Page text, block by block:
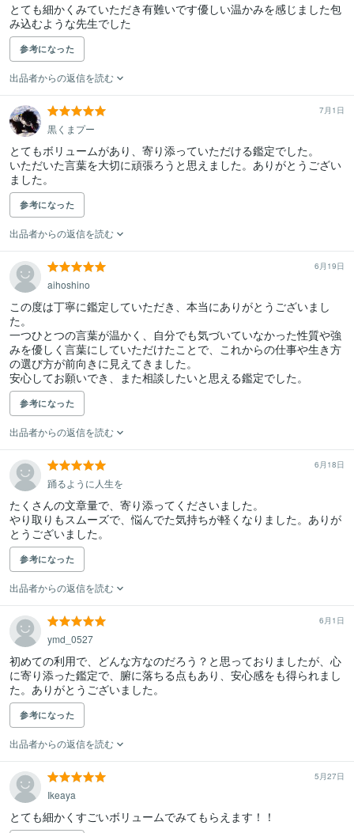
とても細かくみていただき有難いです優しい温かみを感じました包
み込むような先生でした
参考になった
出品者からの返信を読む
7月1日
黒くまプー
とてもボリュームがあり、寄り添っていただける鑑定でした。
いただいた言葉を大切に頑張ろうと思えました。ありがとうござい
ました。
参考になった
出品者からの返信を読む
6月19日
aihoshino
この度は丁寧に鑑定していただき、本当にありがとうございまし
た。
一つひとつの言葉が温かく、自分でも気づいていなかった性質や強
みを優しく言葉にしていただけたことで、これからの仕事や生き方
の選び方が前向きに見えてきました。
安心してお願いでき、また相談したいと思える鑑定でした。
参考になった
出品者からの返信を読む
6月18日
踊るように人生を
たくさんの文章量で、寄り添ってくださいました。
やり取りもスムーズで、悩んでた気持ちが軽くなりました。ありが
とうございました。
参考になった
出品者からの返信を読む
6月1日
ymd_0527
初めての利用で、どんな方なのだろう？と思っておりましたが、心
に寄り添った鑑定で、腑に落ちる点もあり、安心感をも得られまし
た。ありがとうございました。
参考になった
出品者からの返信を読む
5月27日
Ikeaya
とても細かくすごいボリュームでみてもらえます！！